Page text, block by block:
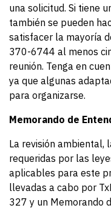
una solicitud. Si tiene
también se pueden
satisfacer la mayoría
370-6744 al menos
reunión. Tenga en
ya que algunas
para organizarse.
Memorando de
La revisión ambiental,
requeridas por las
aplicables para este
llevadas a cabo por
327 y un Memorando